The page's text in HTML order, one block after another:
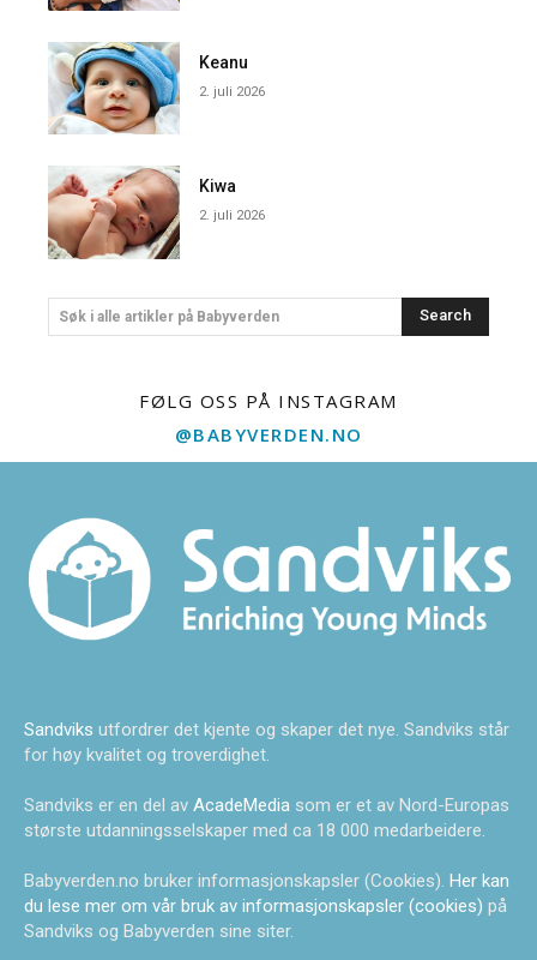
Keanu
2. juli 2026
Kiwa
2. juli 2026
Søk i alle artikler på Babyverden Search
FØLG OSS PÅ INSTAGRAM
@BABYVERDEN.NO
Sandviks utfordrer det kjente og skaper det nye. Sandviks står
for høy kvalitet og troverdighet.
Sandviks er en del av AcadeMedia som er et av Nord-Europas
største utdanningsselskaper med ca 18 000 medarbeidere.
Babyverden.no bruker informasjonskapsler (Cookies). Her kan
du lese mer om vår bruk av informasjonskapsler (cookies) på
Sandviks og Babyverden sine siter.